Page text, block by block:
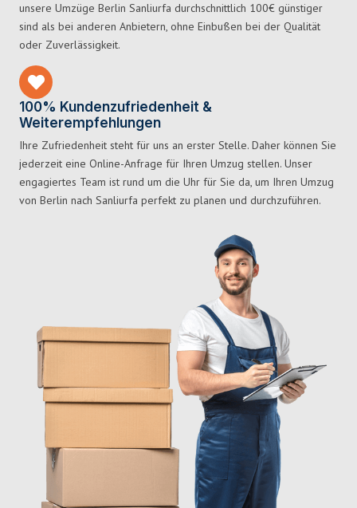
unsere Umzüge Berlin Sanliurfa durchschnittlich 100€ günstiger
sind als bei anderen Anbietern, ohne Einbußen bei der Qualität
oder Zuverlässigkeit.
100% Kundenzufriedenheit &
Weiterempfehlungen
Ihre Zufriedenheit steht für uns an erster Stelle. Daher können Sie
jederzeit eine Online-Anfrage für Ihren Umzug stellen. Unser
engagiertes Team ist rund um die Uhr für Sie da, um Ihren Umzug
von Berlin nach Sanliurfa perfekt zu planen und durchzuführen.